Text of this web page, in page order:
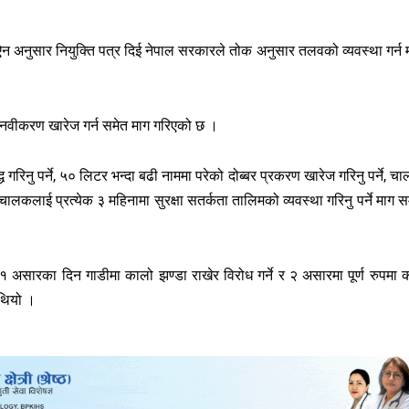
नियुक्ति पत्र दिई नेपाल सरकारले तोक अनुसार तलवको व्यवस्था गर्न
नवीकरण खारेज गर्न समेत माग गरिएको छ ।
पर्ने, ५० लिटर भन्दा बढी नाममा परेको दोब्बर प्रकरण खारेज गरिनु पर्ने,
प्रत्येक ३ महिनामा सुरक्षा सतर्कता तालिमको व्यवस्था गरिनु पर्ने माग
दिन गाडीमा कालो झण्डा राखेर विरोध गर्ने र २ असारमा पूर्ण रुपमा
।